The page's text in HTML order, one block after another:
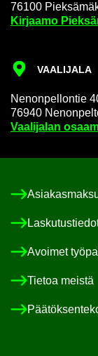
76100
Kir­jaa­mo
VAA­LI­JA­LA
Ne­non­pel­lon­tie
76940
Vaa­li­ja­lan
Avoi­met
Tie­toa meis­tä